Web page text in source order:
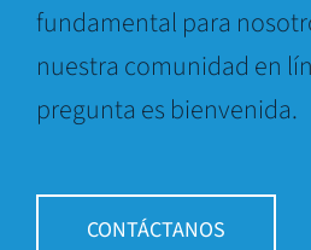
fundamental para
nuestra comunidad en
pregunta es bienvenida.
CONTÁCTANOS